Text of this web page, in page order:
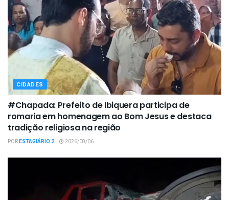
CIDADES
#Chapada: Prefeito de Ibiquera participa de
romaria em homenagem ao Bom Jesus e destaca
tradição religiosa na região
PORESTAGIÁRIO 2 2026/08/06